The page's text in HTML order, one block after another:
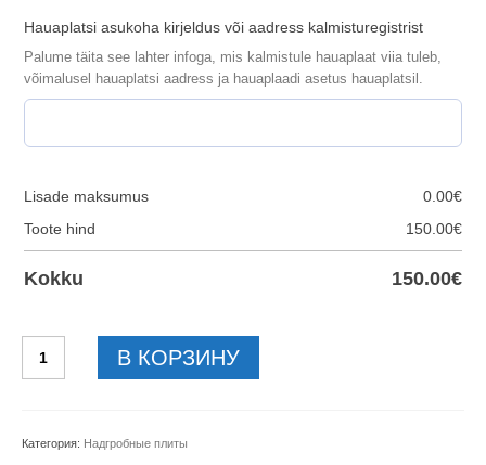
Hauaplatsi asukoha kirjeldus või aadress kalmisturegistrist
Palume täita see lahter infoga, mis kalmistule hauaplaat viia tuleb,
võimalusel hauaplatsi aadress ja hauaplaadi asetus hauaplatsil.
Lisade maksumus 0.00€
Toote hind
150.00€
Kokku 150.00€
товара
60x40x3cm
В КОРЗИНУ
Категория: Надгробные плиты